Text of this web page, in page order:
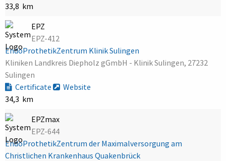
33,8 km
EPZ
EPZ-412
EndoProthetikZentrum Klinik Sulingen
Kliniken Landkreis Diepholz gGmbH - Klinik Sulingen, 27232
Sulingen
Certificate
Website
34,3 km
EPZmax
EPZ-644
EndoProthetikZentrum der Maximalversorgung am
Christlichen Krankenhaus Quakenbrück